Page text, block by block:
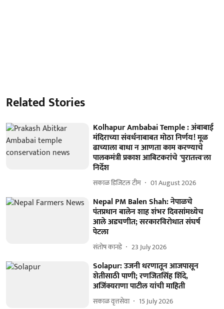
Related Stories
Kolhapur Ambabai Temple : अंबाबाई
मंदिराच्या संवर्धनाबाबत मोठा निर्णय! मूळ
ढाच्याला बाधा न आणता काम करण्याचे
पालकमंत्री प्रकाश आबिटकरांचे 'पुरातत्त्व'ला
निर्देश
सकाळ डिजिटल टीम 01 August 2026
Nepal PM Balen Shah: नेपाळचे
पंतप्रधान बालेन शाह शंभर दिवसांमध्येच
आले अडचणीत; सरकारविरोधात संघर्ष
पेटला
संतोष कानडे 23 July 2026
Solapur: उजनी धरणातून आजपासून
शेतीसाठी पाणी; रणजितसिंह शिंदे,
अजिंक्यराणा पाटील यांची माहिती
सकाळ वृत्तसेवा 15 July 2026